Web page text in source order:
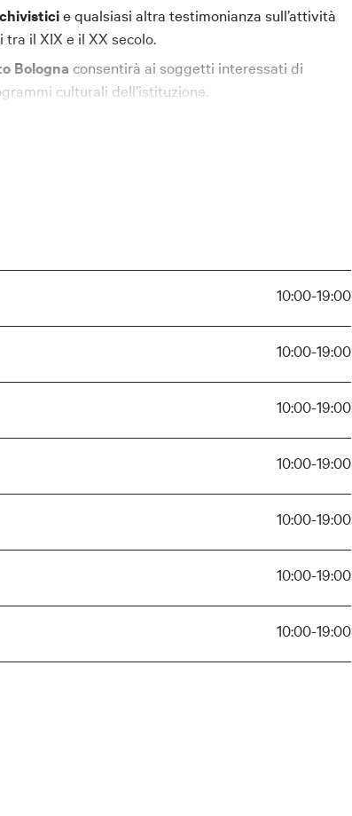
e qualsiasi altra testimonianza sull’attività
il XIX e il XX secolo.
Bologna consentirà ai soggetti interessati di
culturali dell’istituzione.
10:00-19:00
10:00-19:00
10:00-19:00
10:00-19:00
10:00-19:00
10:00-19:00
10:00-19:00